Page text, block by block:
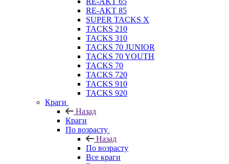
RE-AKT 85
SUPER TACKS X
TACKS 210
TACKS 310
TACKS 70 JUNIOR
TACKS 70 YOUTH
TACKS 70
TACKS 720
TACKS 910
TACKS 920
Краги
Назад
Краги
По возрасту
Назад
По возрасту
Все краги